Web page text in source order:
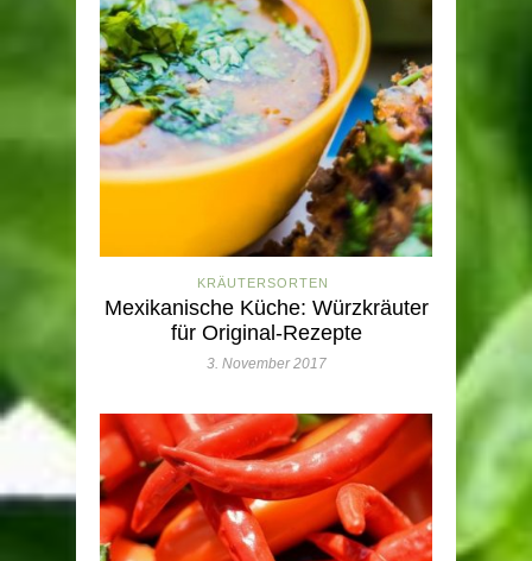
KRÄUTERSORTEN
Mexikanische Küche: Würzkräuter
für Original-Rezepte
3. November 2017